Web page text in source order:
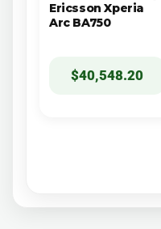
Ericsson Xperia
Arc BA750
$40,548.20